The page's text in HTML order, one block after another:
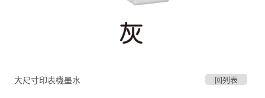
大尺寸印表機墨水 回列表